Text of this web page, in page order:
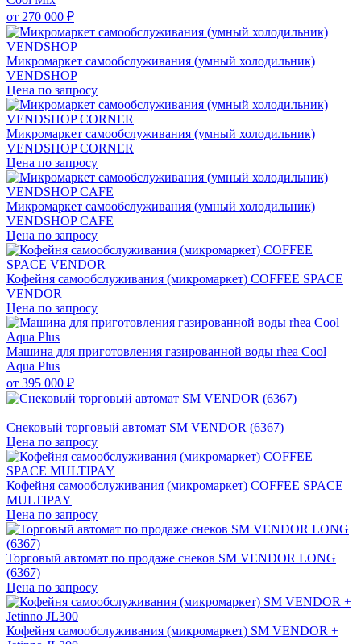
от 270 000 ₽
Микромаркет самообслуживания (умный холодильник)
VENDSHOP
Цена по запросу
Микромаркет самообслуживания (умный холодильник)
VENDSHOP CORNER
Цена по запросу
Микромаркет самообслуживания (умный холодильник)
VENDSHOP CAFE
Цена по запросу
Кофейня самообслуживания (микромаркет) COFFEE SPACE
VENDOR
Цена по запросу
Машина для приготовления газированной воды rhea Cool
Aqua Plus
от 395 000 ₽
Снековый торговый автомат SM VENDOR (6367)
Цена по запросу
Кофейня самообслуживания (микромаркет) COFFEE SPACE
MULTIPAY
Цена по запросу
Торговый автомат по продаже снеков SM VENDOR LONG
(6367)
Цена по запросу
Кофейня самообслуживания (микромаркет) SM VENDOR +